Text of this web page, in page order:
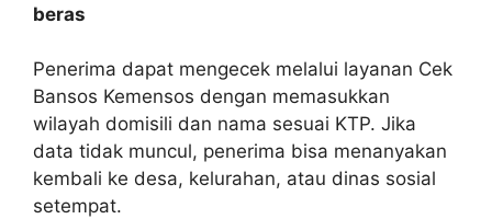
beras
Penerima dapat mengecek melalui layanan Cek
Bansos Kemensos dengan memasukkan
wilayah domisili dan nama sesuai KTP. Jika
data tidak muncul, penerima bisa menanyakan
kembali ke desa, kelurahan, atau dinas sosial
setempat.